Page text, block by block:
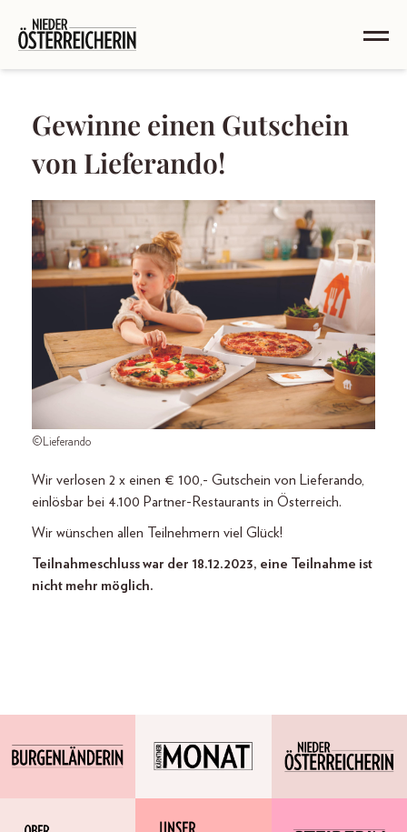
Gewinne einen Gutschein
von Lieferando!
©Lieferando
Wir verlosen 2 x einen € 100,- Gutschein von Lieferando,
einlösbar bei 4.100 Partner-Restaurants in Österreich.
Wir wünschen allen Teilnehmern viel Glück!
Teilnahmeschluss war der 18.12.2023, eine Teilnahme ist
nicht mehr möglich.